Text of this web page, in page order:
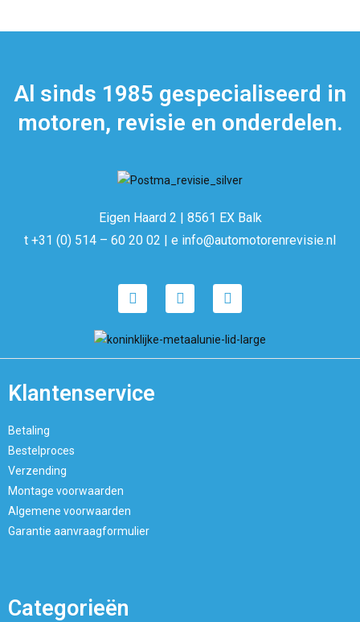
Al sinds 1985 gespecialiseerd in
motoren, revisie en onderdelen.
Eigen Haard 2 | 8561 EX Balk
t +31 (0) 514 – 60 20 02 | e info@automotorenrevisie.nl
Klantenservice
Betaling
Bestelproces
Verzending
Montage voorwaarden
Algemene voorwaarden
Garantie aanvraagformulier
Categorieën